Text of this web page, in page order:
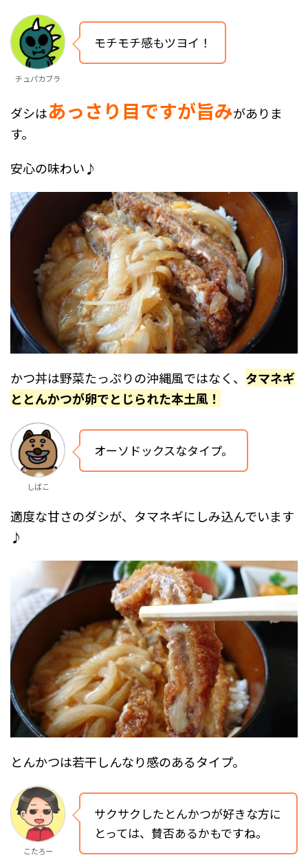
チュパカブラ
モチモチ感もツヨイ！
ダシはあっさり目ですが旨みがあり ま
す。
安心の味わい♪
かつ丼は野菜たっぷりの沖縄風ではなく、 タマネギ
ととんかつが卵でとじられた本土風！
しばこ
オーソドックスなタイプ。
適度な甘さのダシが、タマネギにしみ込んでいます
♪
とんかつは若干しんなり感のあるタイプ。
こたろー
サクサクしたとんかつが好きな方に
とっては、賛否あるかもですね。